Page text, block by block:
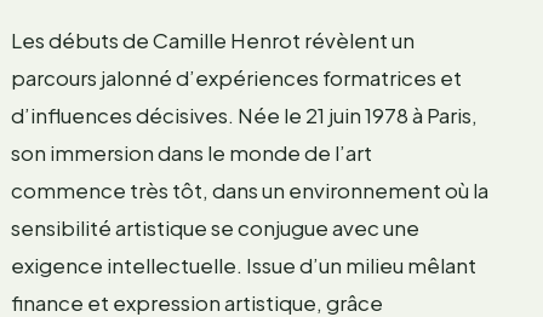
Les débuts de Camille Henrot révèlent un
parcours jalonné d’expériences formatrices et
d’influences décisives. Née le 21 juin 1978 à Paris,
son immersion dans le monde de l’art
commence très tôt, dans un environnement où la
sensibilité artistique se conjugue avec une
exigence intellectuelle. Issue d’un milieu mêlant
finance et expression artistique, grâce